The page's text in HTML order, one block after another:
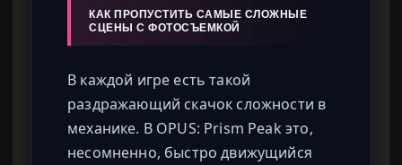
КАК ПРОПУСТИТЬ САМЫЕ СЛОЖНЫЕ
СЦЕНЫ С ФОТОСЪЕМКОЙ
В каждой игре есть такой
раздражающий скачок сложности в
механике. В OPUS: Prism Peak это,
несомненно, быстро движущийся